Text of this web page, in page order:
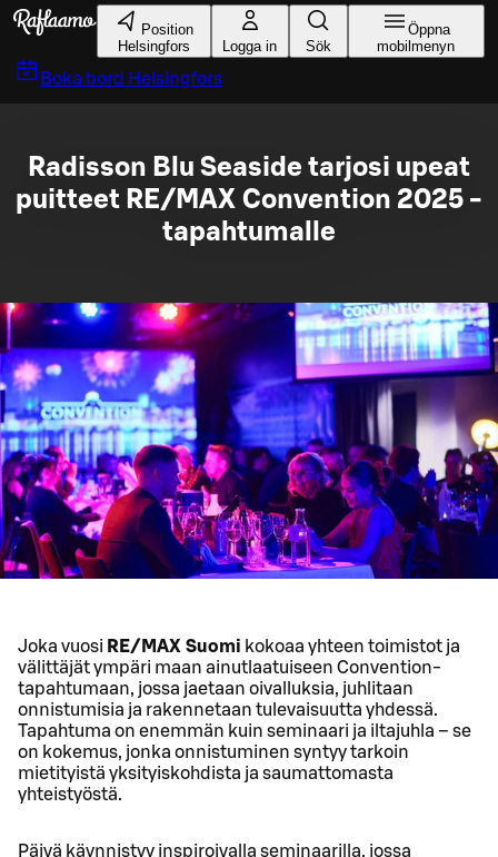
Gå till huvudinnehållet
Position
Helsingfors
Logga in Sök
Öppna
mobilmenyn
Boka bord Helsingfors
Radisson Blu Seaside tarjosi upeat
puitteet RE/MAX Convention 2025 -
tapahtumalle
Joka vuosi RE/MAX Suomi kokoaa yhteen toimistot ja
välittäjät ympäri maan ainutlaatuiseen Convention-
tapahtumaan, jossa jaetaan oivalluksia, juhlitaan
onnistumisia ja rakennetaan tulevaisuutta yhdessä.
Tapahtuma on enemmän kuin seminaari ja iltajuhla – se
on kokemus, jonka onnistuminen syntyy tarkoin
mietityistä yksityiskohdista ja saumattomasta
yhteistyöstä.
Päivä käynnistyy inspiroivalla seminaarilla, jossa